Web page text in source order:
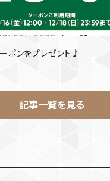
ポンをプレゼント♪
記事一覧を見る